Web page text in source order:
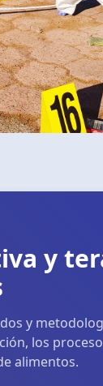
y
y
los
alimentos.